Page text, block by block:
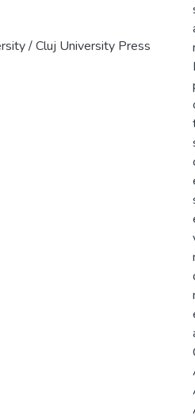
/ Cluj University Press